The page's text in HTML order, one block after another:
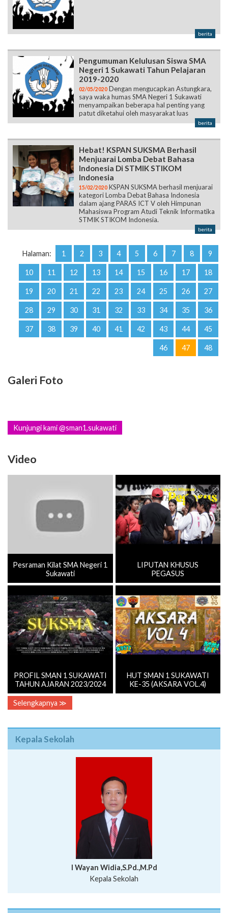
berita
Pengumuman Kelulusan Siswa SMA
Negeri 1 Sukawati Tahun Pelajaran
2019-2020
02/05/2020 Dengan mengucapkan Astungkara,
saya waka humas SMA Negeri 1 Sukawati
menyampaikan beberapa hal penting yang
patut diketahui oleh masyarakat luas
berita
Hebat! KSPAN SUKSMA Berhasil
Menjuarai Lomba Debat Bahasa
Indonesia Di STMIK STIKOM
Indonesia
15/02/2020 KSPAN SUKSMA berhasil menjuarai
kategori Lomba Debat Bahasa Indonesia
dalam ajang PARAS ICT V oleh Himpunan
Mahasiswa Program Atudi Teknik Informatika
STMIK STIKOM Indonesia.
berita
Halaman: 1 2 3 4 5 6 7 8 9
10 11 12 13 14 15 16 17 18
19 20 21 22 23 24 25 26 27
28 29 30 31 32 33 34 35 36
37 38 39 40 41 42 43 44 45
46 47 48
Galeri Foto
Kunjungi kami @sman1.sukawati
Video
Pesraman Kilat SMA Negeri 1
Sukawati
LIPUTAN KHUSUS
PEGASUS
PROFIL SMAN 1 SUKAWATI
TAHUN AJARAN 2023/2024
HUT SMAN 1 SUKAWATI
KE-35 (AKSARA VOL.4)
Selengkapnya ≫
Kepala Sekolah
I Wayan Widia,S.Pd.,M.Pd
Kepala Sekolah